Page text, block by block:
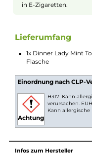
Das Aroma eignet
leicht zu mischen
Praktisch und
Anwendung
in jede Tasche. So
Liquid immer
immer du möchtest.
Longfill